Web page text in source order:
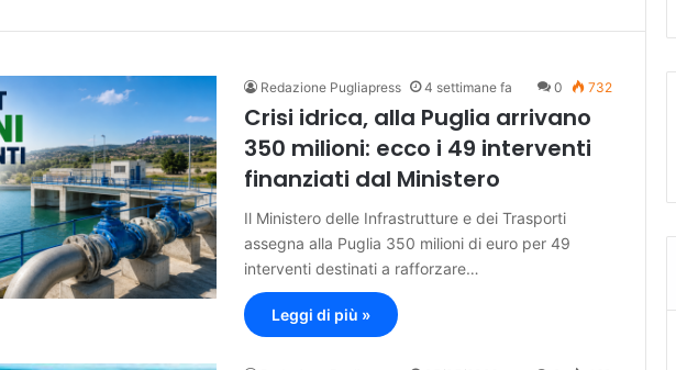
Redazione Pugliapress 4 settimane fa 0 732
Crisi idrica, alla Puglia arrivano
350 milioni: ecco i 49 interventi
finanziati dal Ministero
Il Ministero delle Infrastrutture e dei Trasporti
assegna alla Puglia 350 milioni di euro per 49
interventi destinati a rafforzare…
Leggi di più »